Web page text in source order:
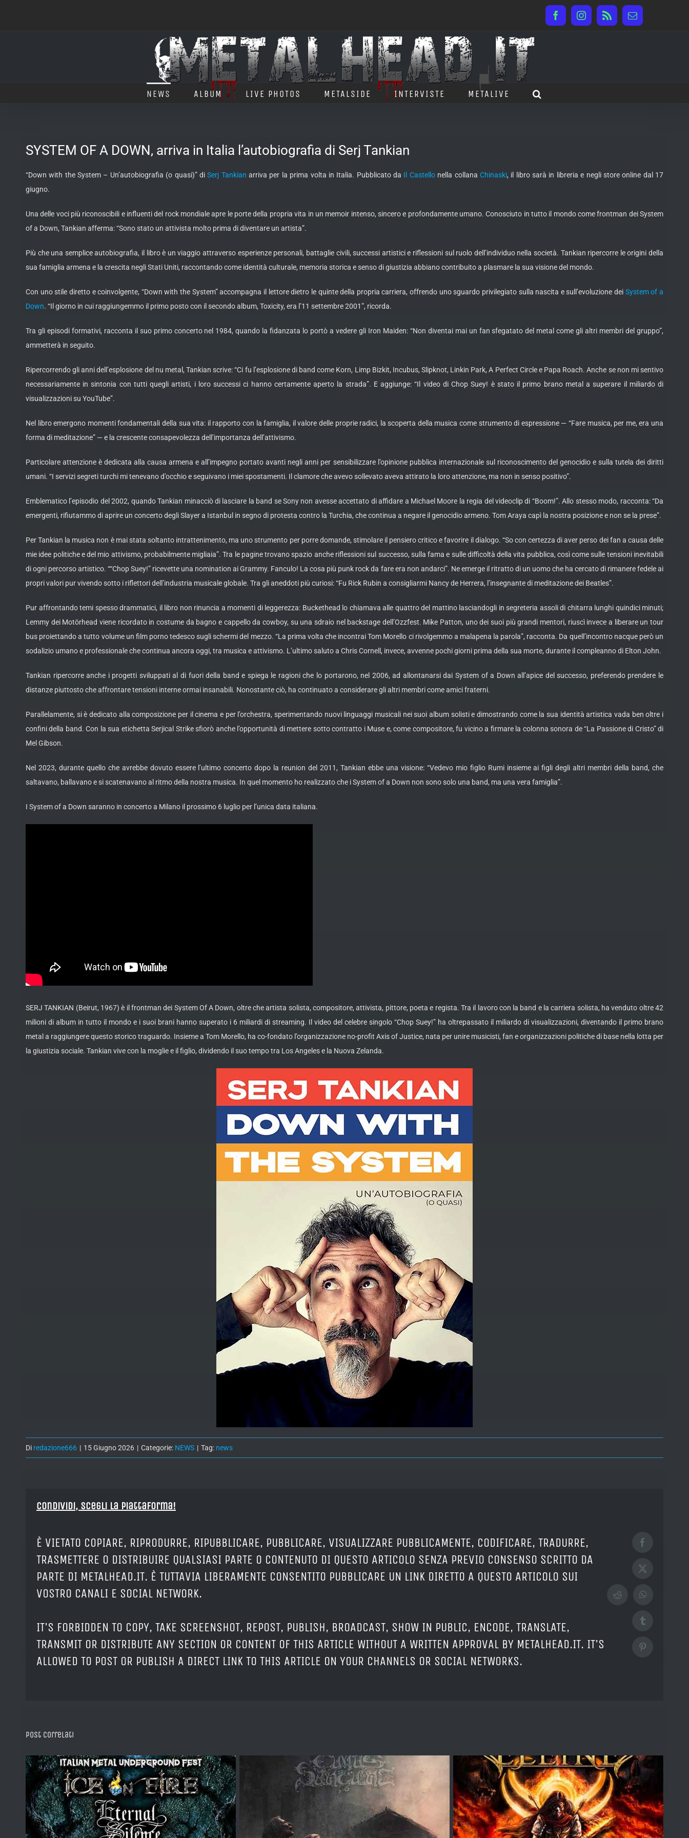
FacebookInstagram
Rss Email
NEWS ALBUM LIVE PHOTOS METALSIDE INTERVISTE METALIVE
SYSTEM OF A DOWN, arriva in Italia l’autobiografia di Serj Tankian
“Down with the System – Un’autobiografia (o quasi)” diSerj Tankian arriva per la prima volta in Italia. Pubblicato da Il Castellonella collana Chinaski, il libro sarà in libreria e negli store online dal 17
giugno.
Una delle voci più riconoscibili e influenti del rock mondiale apre le porte della propria vita in un memoir intenso, sincero e profondamente umano. Conosciuto in tutto il mondo come frontman dei System
of a Down, Tankian afferma: “Sono stato un attivista molto prima di diventare un artista”.
Più che una semplice autobiografia, il libro è un viaggio attraverso esperienze personali, battaglie civili, successi artistici e riflessioni sul ruolo dell’individuo nella società. Tankian ripercorre le origini della
sua famiglia armena e la crescita negli Stati Uniti, raccontando come identità culturale, memoria storica e senso di giustizia abbiano contribuito a plasmare la sua visione del mondo.
Con uno stile diretto e coinvolgente, “Down with the System” accompagna il lettore dietro le quinte della propria carriera, offrendo uno sguardo privilegiato sulla nascita e sull’evoluzione dei System of a
Down. “Il giorno in cui raggiungemmo il primo posto con il secondo album, Toxicity, era l’11 settembre 2001”, ricorda.
Tra gli episodi formativi, racconta il suo primo concerto nel 1984, quando la fidanzata lo portò a vedere gli Iron Maiden: “Non diventai mai un fan sfegatato del metal come gli altri membri del gruppo”,
ammetterà in seguito.
Ripercorrendo gli anni dell’esplosione del nu metal, Tankian scrive: “Ci fu l’esplosione di band come Korn, Limp Bizkit, Incubus, Slipknot, Linkin Park, A Perfect Circle e Papa Roach. Anche se non mi sentivo
necessariamente in sintonia con tutti quegli artisti, i loro successi ci hanno certamente aperto la strada”. E aggiunge: “Il video di Chop Suey! è stato il primo brano metal a superare il miliardo di
visualizzazioni su YouTube”.
Nel libro emergono momenti fondamentali della sua vita: il rapporto con la famiglia, il valore delle proprie radici, la scoperta della musica come strumento di espressione — “Fare musica, per me, era una
forma di meditazione” — e la crescente consapevolezza dell’importanza dell’attivismo.
Particolare attenzione è dedicata alla causa armena e all’impegno portato avanti negli anni per sensibilizzare l’opinione pubblica internazionale sul riconoscimento del genocidio e sulla tutela dei diritti
umani. “I servizi segreti turchi mi tenevano d’occhio e seguivano i miei spostamenti. Il clamore che avevo sollevato aveva attirato la loro attenzione, ma non in senso positivo”.
Emblematico l’episodio del 2002, quando Tankian minacciò di lasciare la band se Sony non avesse accettato di affidare a Michael Moore la regia del videoclip di “Boom!”. Allo stesso modo, racconta: “Da
emergenti, rifiutammo di aprire un concerto degli Slayer a Istanbul in segno di protesta contro la Turchia, che continua a negare il genocidio armeno. Tom Araya capì la nostra posizione e non se la prese”.
Per Tankian la musica non è mai stata soltanto intrattenimento, ma uno strumento per porre domande, stimolare il pensiero critico e favorire il dialogo. “So con certezza di aver perso dei fan a causa delle
mie idee politiche e del mio attivismo, probabilmente migliaia”. Tra le pagine trovano spazio anche riflessioni sul successo, sulla fama e sulle difficoltà della vita pubblica, così come sulle tensioni inevitabili
di ogni percorso artistico. ““Chop Suey!” ricevette una nomination ai Grammy. Fanculo! La cosa più punk rock da fare era non andarci”. Ne emerge il ritratto di un uomo che ha cercato di rimanere fedele ai
propri valori pur vivendo sotto i riflettori dell’industria musicale globale. Tra gli aneddoti più curiosi: “Fu Rick Rubin a consigliarmi Nancy de Herrera, l’insegnante di meditazione dei Beatles”.
Pur affrontando temi spesso drammatici, il libro non rinuncia a momenti di leggerezza: Buckethead lo chiamava alle quattro del mattino lasciandogli in segreteria assoli di chitarra lunghi quindici minuti;
Lemmy dei Motörhead viene ricordato in costume da bagno e cappello da cowboy, su una sdraio nel backstage dell’Ozzfest. Mike Patton, uno dei suoi più grandi mentori, riuscì invece a liberare un tour
bus proiettando a tutto volume un film porno tedesco sugli schermi del mezzo. “La prima volta che incontrai Tom Morello ci rivolgemmo a malapena la parola”, racconta. Da quell’incontro nacque però un
sodalizio umano e professionale che continua ancora oggi, tra musica e attivismo. L’ultimo saluto a Chris Cornell, invece, avvenne pochi giorni prima della sua morte, durante il compleanno di Elton John.
Tankian ripercorre anche i progetti sviluppati al di fuori della band e spiega le ragioni che lo portarono, nel 2006, ad allontanarsi dai System of a Down all’apice del successo, preferendo prendere le
distanze piuttosto che affrontare tensioni interne ormai insanabili. Nonostante ciò, ha continuato a considerare gli altri membri come amici fraterni.
Parallelamente, si è dedicato alla composizione per il cinema e per l’orchestra, sperimentando nuovi linguaggi musicali nei suoi album solisti e dimostrando come la sua identità artistica vada ben oltre i
confini della band. Con la sua etichetta Serjical Strike sfiorò anche l’opportunità di mettere sotto contratto i Muse e, come compositore, fu vicino a firmare la colonna sonora de “La Passione di Cristo” di
Mel Gibson.
Nel 2023, durante quello che avrebbe dovuto essere l’ultimo concerto dopo la reunion del 2011, Tankian ebbe una visione: “Vedevo mio figlio Rumi insieme ai figli degli altri membri della band, che
saltavano, ballavano e si scatenavano al ritmo della nostra musica. In quel momento ho realizzato che i System of a Down non sono solo una band, ma una vera famiglia”.
I System of a Down saranno in concerto a Milano il prossimo 6 luglio per l’unica data italiana.
SERJ TANKIAN (Beirut, 1967) è il frontman dei System Of A Down, oltre che artista solista, compositore, attivista, pittore, poeta e regista. Tra il lavoro con la band e la carriera solista, ha venduto oltre 42
milioni di album in tutto il mondo e i suoi brani hanno superato i 6 miliardi di streaming. Il video del celebre singolo “Chop Suey!” ha oltrepassato il miliardo di visualizzazioni, diventando il primo brano
metal a raggiungere questo storico traguardo. Insieme a Tom Morello, ha co-fondato l’organizzazione no-profit Axis of Justice, nata per unire musicisti, fan e organizzazioni politiche di base nella lotta per
la giustizia sociale. Tankian vive con la moglie e il figlio, dividendo il suo tempo tra Los Angeles e la Nuova Zelanda.
Di redazione666 | 15 Giugno 2026 | Categorie: NEWS | Tag: news
Condividi, Scegli la piattaforma!
È VIETATO COPIARE, RIPRODURRE, RIPUBBLICARE, PUBBLICARE, VISUALIZZARE PUBBLICAMENTE, CODIFICARE, TRADURRE,
TRASMETTERE O DISTRIBUIRE QUALSIASI PARTE O CONTENUTO DI QUESTO ARTICOLO SENZA PREVIO CONSENSO SCRITTO DA
PARTE DI METALHEAD.IT. È TUTTAVIA LIBERAMENTE CONSENTITO PUBBLICARE UN LINK DIRETTO A QUESTO ARTICOLO SUI
VOSTRO CANALI E SOCIAL NETWORK.
IT'S FORBIDDEN TO COPY, TAKE SCREENSHOT, REPOST, PUBLISH, BROADCAST, SHOW IN PUBLIC, ENCODE, TRANSLATE,
TRANSMIT OR DISTRIBUTE ANY SECTION OR CONTENT OF THIS ARTICLE WITHOUT A WRITTEN APPROVAL BY METALHEAD.IT. IT'S
ALLOWED TO POST OR PUBLISH A DIRECT LINK TO THIS ARTICLE ON YOUR CHANNELS OR SOCIAL NETWORKS.
Facebook
X
RedditWhatsApp
Tumblr
Pinterest
Post correlati